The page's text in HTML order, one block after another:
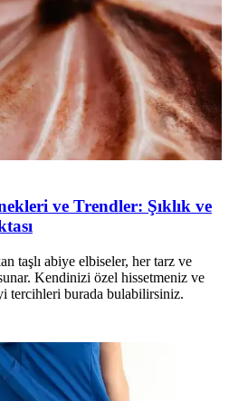
ve Trendler: Şıklık ve
taşlı abiye elbiseler, her tarz ve
Kendinizi özel hissetmeniz ve
tercihleri burada bulabilirsiniz.